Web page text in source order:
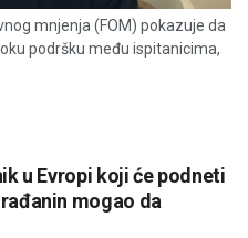
mnjenja (FOM) pokazuje da
podršku među ispitanicima,
u Evropi koji će podneti
mogao da